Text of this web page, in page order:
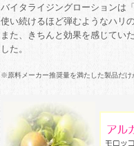
バイタライジングローションは
使い続けるほど弾むようなハリ
また、きちんと効果を感じてい
した。
※原料メーカー推奨量を満たした製品だけ